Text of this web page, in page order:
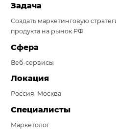
Система продаж для
Система продаж для
Повышение конверсии
Акции
Проекты
Блог
Задача
Создать маркетинговую
продукта на рынок РФ
Сфера
Веб-сервисы
Локация
Россия, Москва
Специалисты
Маркетолог